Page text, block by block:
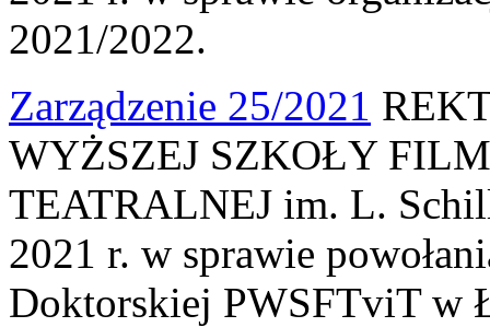
2021/2022.
Zarządzenie 25/2021
WYŻSZEJ SZKOŁY
TEATRALNEJ im. L.
2021 r. w sprawie
Doktorskiej PWSFTviT w